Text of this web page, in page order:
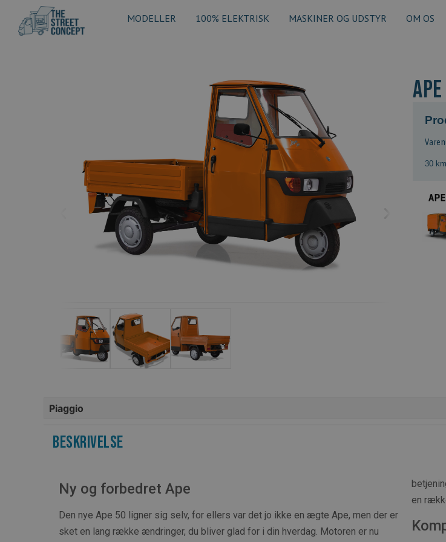
MODELLER 100% ELEKTRISK MASKINER OG UDSTYR OM OS
30
Piaggio
Beskrivelse
Ny og forbedret Ape
Den nye Ape 50 ligner sig selv, for ellers var det jo ikke en ægte Ape, men der er
sket en lang række ændringer, du bliver glad for i din hverdag. Motoren er nu
en